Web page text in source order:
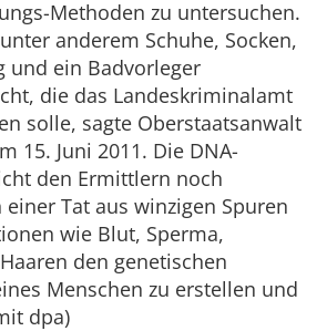
Methoden zu untersuchen.
anderem Schuhe, Socken,
und ein Badvorleger
die das Landeskriminalamt
solle, sagte Oberstaatsanwalt
15. Juni 2011. Die DNA-
den Ermittlern noch
einer Tat aus winzigen Spuren
wie Blut, Sperma,
den genetischen
Menschen zu erstellen und
dpa)